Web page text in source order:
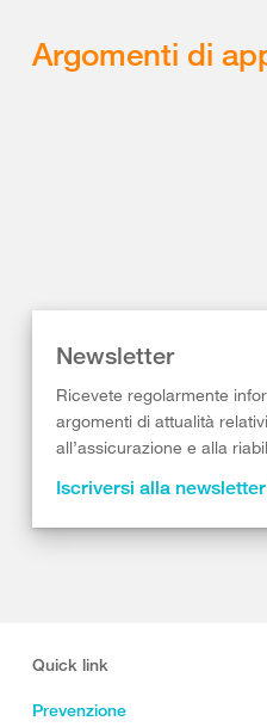
Argomenti di
Newsletter
Ricevete regolarmente
argomenti di attualità
all’assicurazione e alla
Iscriversi alla newsletter
Quick link
Prevenzione